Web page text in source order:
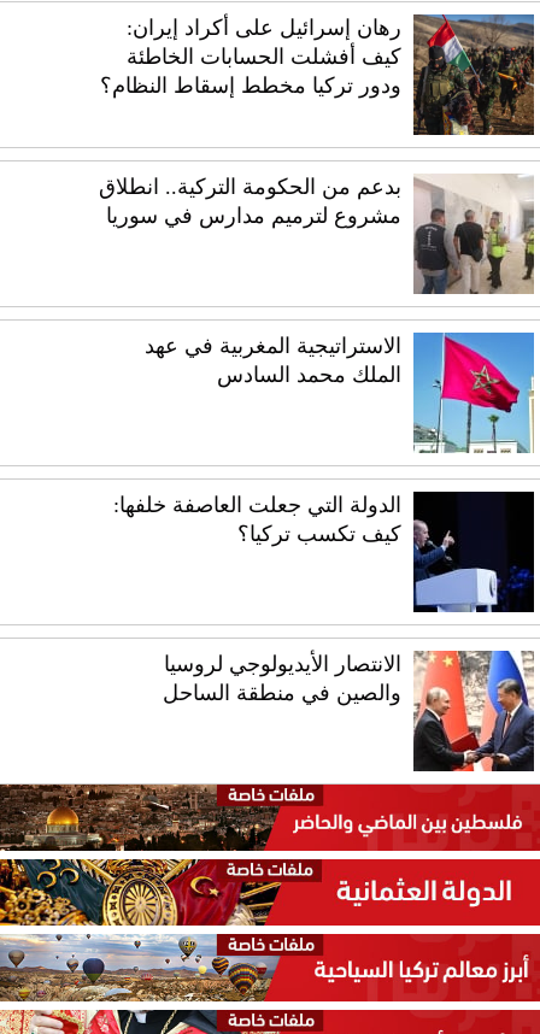
رهان إسرائيل على أكراد إيران:
كيف أفشلت الحسابات الخاطئة
ودور تركيا مخطط إسقاط النظام؟
بدعم من الحكومة التركية.. انطلاق
مشروع لترميم مدارس في سوريا
الاستراتيجية المغربية في عهد
الملك محمد السادس
الدولة التي جعلت العاصفة خلفها:
كيف تكسب تركيا؟
الانتصار الأيديولوجي لروسيا
والصين في منطقة الساحل